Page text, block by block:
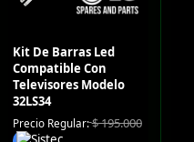
Kit De Barras Led
Compatible Con
Televisores Modelo
32LS34
Precio Regular:$195.000